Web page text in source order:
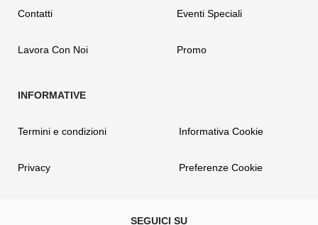
Contatti
Lavora Con Noi
Eventi Speciali
Promo
Termini e condizioni
Privacy
Informativa Cookie
Preferenze Cookie